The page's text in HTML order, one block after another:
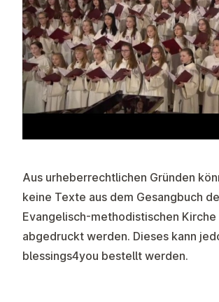
Aus urheberrechtlichen Gründen
keine Texte aus dem Gesangbuch
Evangelisch-methodistischen
abgedruckt werden. Dieses kann
blessings4you bestellt werden.